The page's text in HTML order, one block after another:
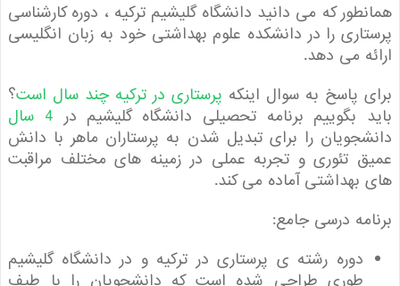
که می دانید دانشگاه گلیشیم ترکیه ، دوره کارشناسی
را در دانشکده علوم بهداشتی خود به زبان انگلیسی
می دهد.
پاسخ به سوال اینکهپرستاری در ترکیه چند سال است ؟
بگوییم برنامه تحصیلی دانشگاه گلیشیم در4 سال
را برای تبدیل شدن به پرستاران ماهر با دانش
تئوری و تجربه عملی در زمینه های مختلف مراقبت
آماده می کند.
درسی جامع:
دوره رشته ی پرستاری در ترکیه و در دانشگاه گلیشیم
طوری طراحی شده است که دانشجویان را با طیف